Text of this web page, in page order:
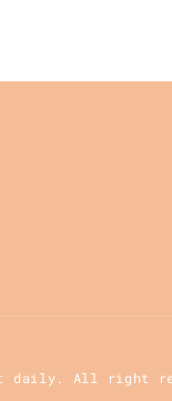
daily. All right